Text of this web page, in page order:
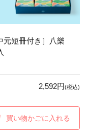
元短冊付き］八樂
2,592円(税込)
買い物かごに入れる